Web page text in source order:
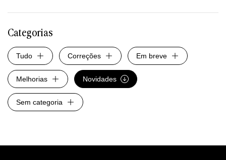
Categorias
Tudo Correções Em breve
Melhorias Novidades
Sem categoria